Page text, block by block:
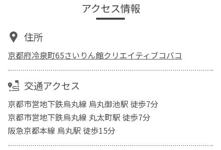
アクセス情報
住所
京都府冷泉町65さいりん館クリエイティブコバコ
交通アクセス
京都市営地下鉄烏丸線 烏丸御池駅 徒歩7分
京都市営地下鉄烏丸線 丸太町駅 徒歩7分
阪急京都本線 烏丸駅 徒歩15分